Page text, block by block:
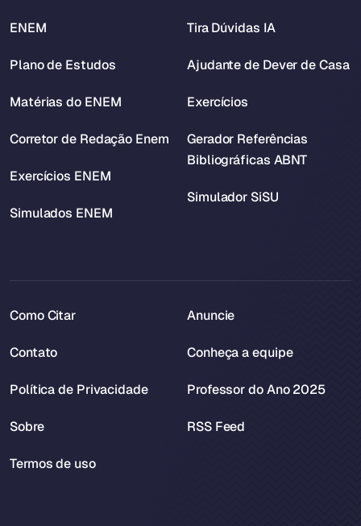
ENEM
Plano de Estudos
Matérias do ENEM
Corretor de Redação Enem
Exercícios ENEM
Simulados ENEM
Tira Dúvidas IA
Ajudante de Dever de Casa
Exercícios
Gerador Referências
Bibliográficas ABNT
Simulador SiSU
Como Citar
Contato
Política de Privacidade
Sobre
Termos de uso
Anuncie
Conheça a equipe
Professor do Ano 2025
RSS Feed